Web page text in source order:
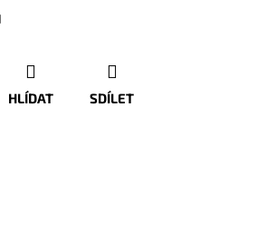
HLÍDAT SDÍLET